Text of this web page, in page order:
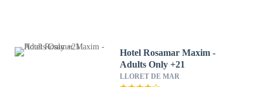
Hotel Rosamar Maxim -
Adults Only +21
LLORET DE MAR